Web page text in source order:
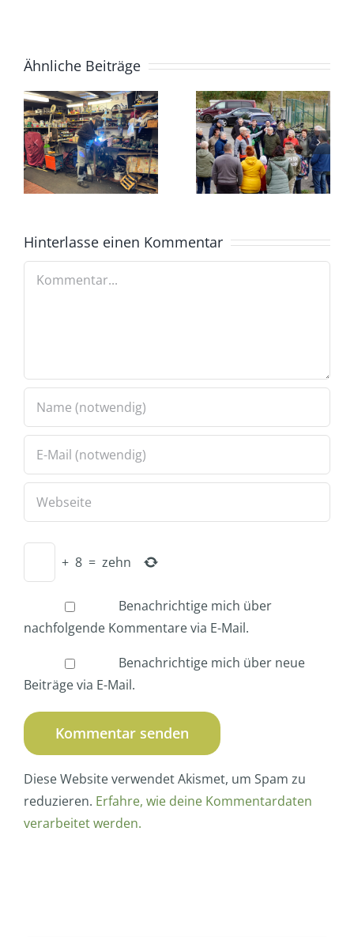
Ähnliche Beiträge
Hinterlasse einen Kommentar
Kommentar
+ 8 = zehn
Benachrichtige mich über
nachfolgende Kommentare via E-Mail.
Benachrichtige mich über neue
Beiträge via E-Mail.
Diese Website verwendet Akismet, um Spam zu
reduzieren. Erfahre, wie deine Kommentardaten
verarbeitet werden.